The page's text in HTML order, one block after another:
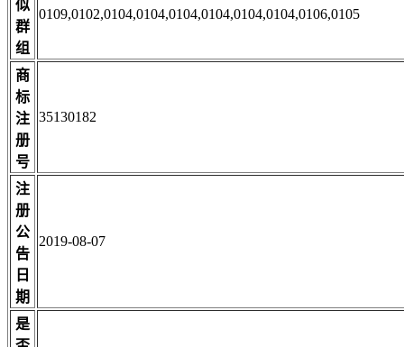
似
群
组
0109,0102,0104,0104,0104,0104,0104,0104,0106,0105
商
标
注
册
号
35130182
注
册
公
告
日
期
2019-08-07
是